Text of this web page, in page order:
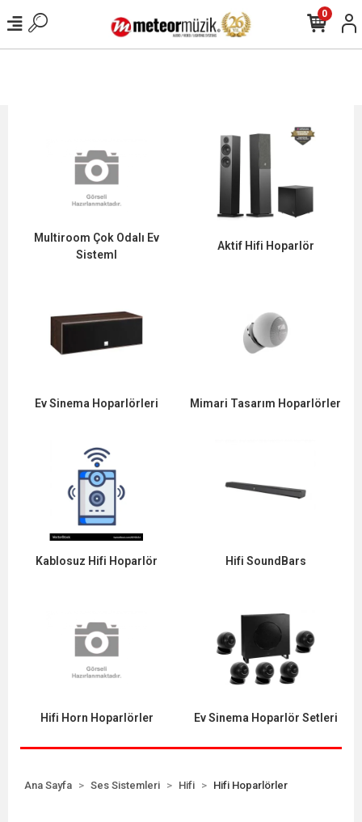
0
Multiroom Çok Odalı Ev
Sisteml
Aktif Hifi Hoparlör
Ev Sinema Hoparlörleri Mimari Tasarım Hoparlörler
Kablosuz Hifi Hoparlör Hifi SoundBars
Hifi Horn Hoparlörler Ev Sinema Hoparlör Setleri
Ana Sayfa Ses Sistemleri Hifi Hifi Hoparlörler